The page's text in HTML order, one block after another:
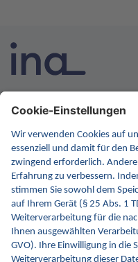
INA ist die nationale
Gesundheitswesen
kontinuierlich die Inhalte
Kontakt
Kontaktformular